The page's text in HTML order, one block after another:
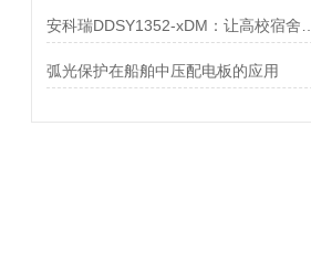
弧光保护在船舶中压配电板的应用